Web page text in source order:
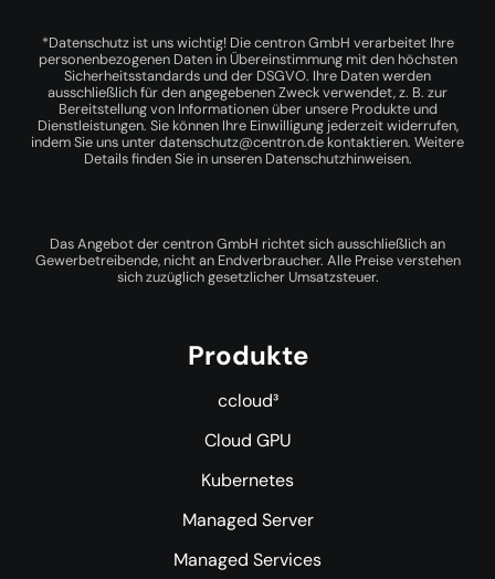
*Datenschutz ist uns wichtig! Die centron GmbH verarbeitet Ihre
personenbezogenen Daten in Übereinstimmung mit den höchsten
Sicherheitsstandards und der DSGVO. Ihre Daten werden
ausschließlich für den angegebenen Zweck verwendet, z. B. zur
Bereitstellung von Informationen über unsere Produkte und
Dienstleistungen. Sie können Ihre Einwilligung jederzeit widerrufen,
indem Sie uns unterdatenschutz@centron.de kontaktieren. Weitere
Details finden Sie in unseren Datenschutzhinweisen.
Das Angebot der centron GmbH richtet sich ausschließlich an
Gewerbetreibende, nicht an Endverbraucher. Alle Preise verstehen
sich zuzüglich gesetzlicher Umsatzsteuer.
Produkte
ccloud³
Cloud GPU
Kubernetes
Managed Server
Managed Services